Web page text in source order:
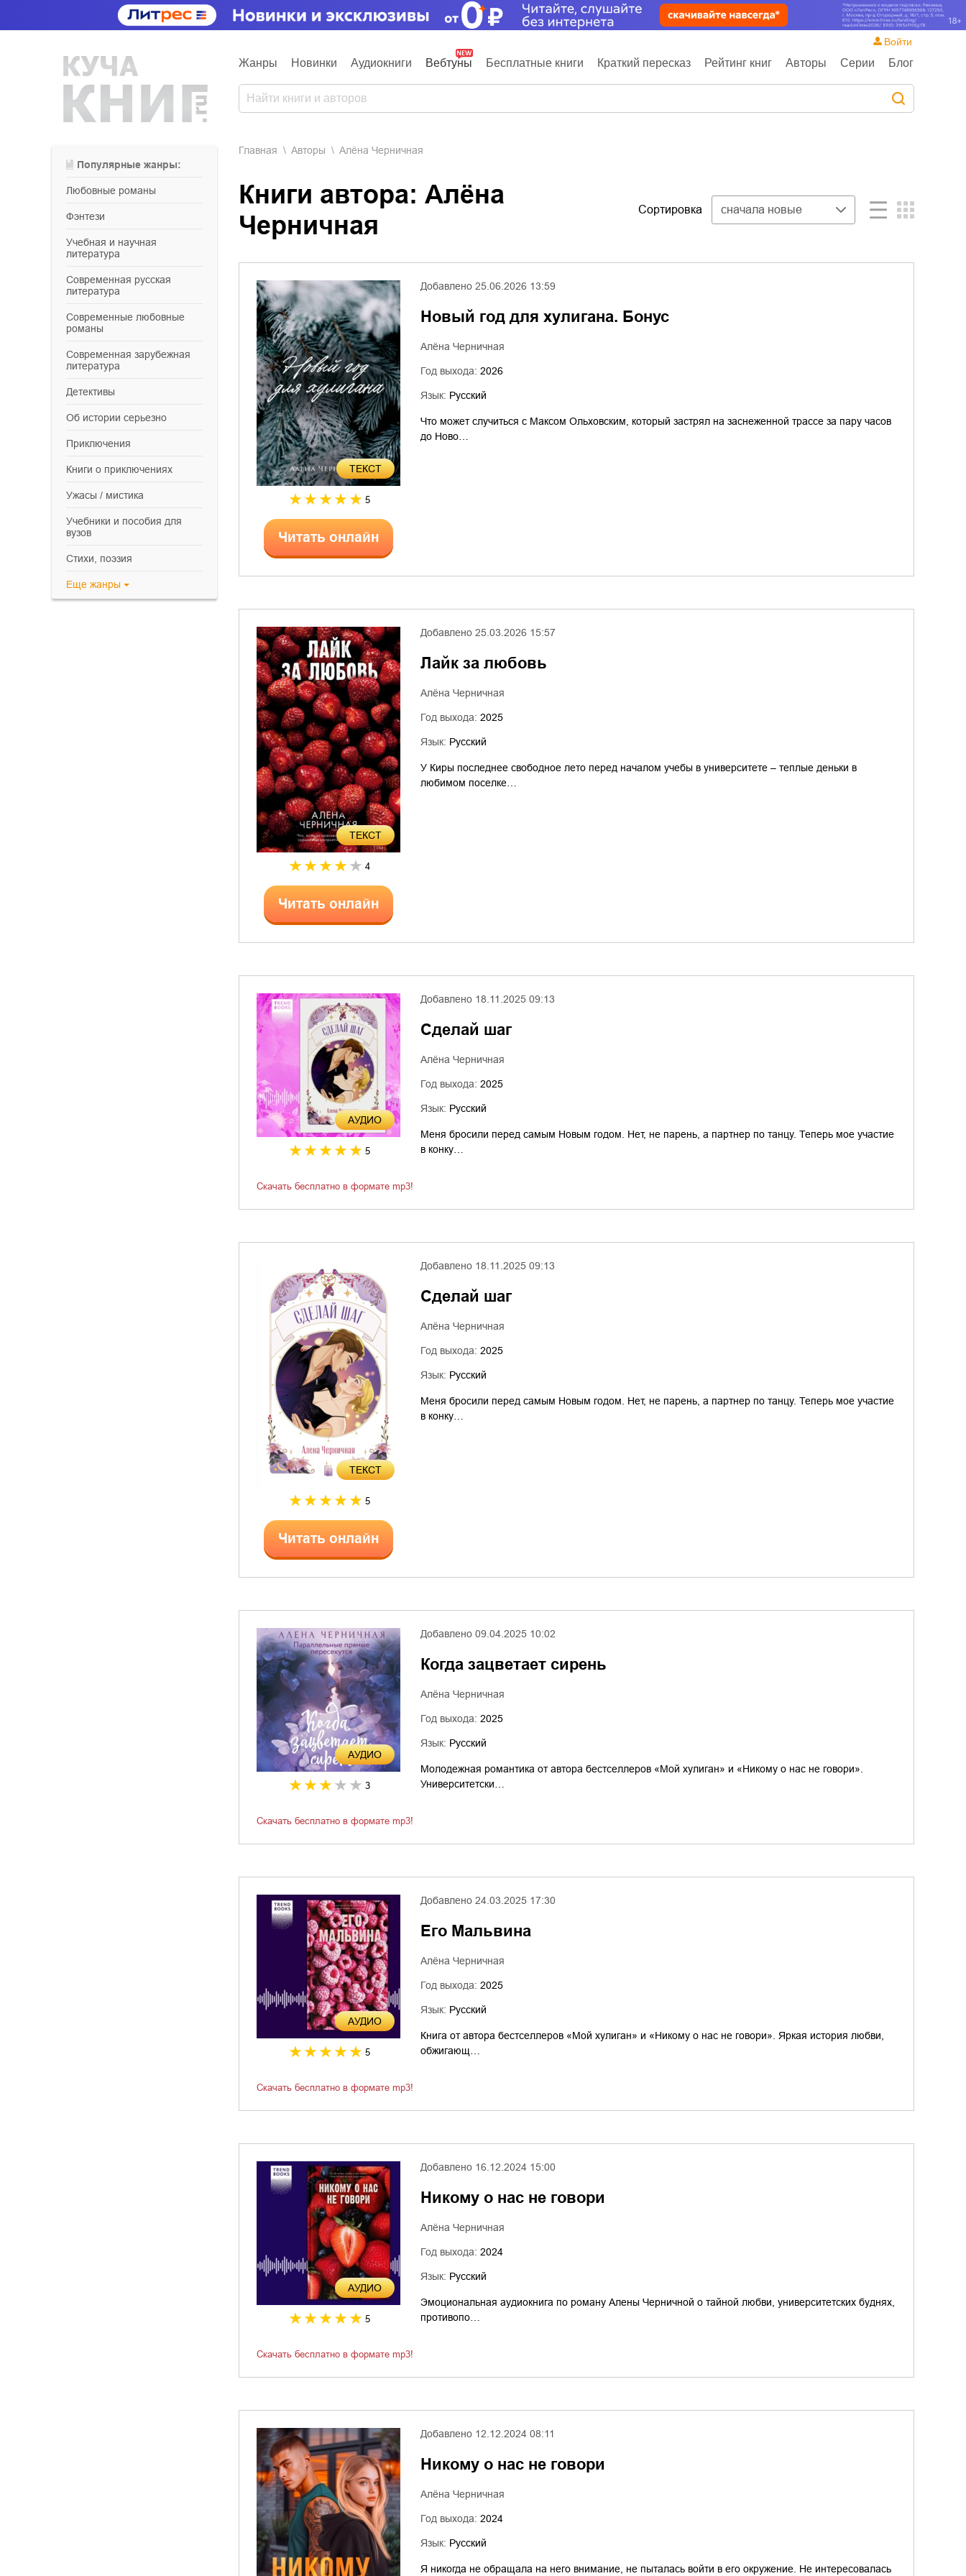
Жанры Новинки Аудиокниги Вебтуны Бесплатные книги Краткий пересказ Рейтинг книг Авторы Серии Блог
Войти
Популярные жанры:
любовные романы
фэнтези
учебная и научная
литература
современная русская
литература
современные любовные
романы
современная зарубежная
литература
детективы
об истории серьезно
приключения
книги о приключениях
ужасы / мистика
учебники и пособия для
вузов
cтихи, поэзия
Еще жанры
Главная Aвторы Алёна Черничная
Книги автора: Алёна
Черничная
Сортировка сначала новые
ТЕКСТ
5
Читать онлайн
Добавлено 25.06.2026 13:59
Новый год для хулигана. Бонус
Алёна Черничная
Год выхода: 2026
Язык: Русский
Что может случиться с Максом Ольховским, который застрял на заснеженной трассе за пару часов
до Ново…
ТЕКСТ
4
Читать онлайн
Добавлено 25.03.2026 15:57
Лайк за любовь
Алёна Черничная
Год выхода: 2025
Язык: Русский
У Киры последнее свободное лето перед началом учебы в университете – теплые деньки в
любимом поселке…
AУДИО
5
Добавлено 18.11.2025 09:13
Сделай шаг
Алёна Черничная
Год выхода: 2025
Язык: Русский
Меня бросили перед самым Новым годом. Нет, не парень, а партнер по танцу. Теперь мое участие
в конку…
Скачать бесплатно в формате mp3!
ТЕКСТ
5
Читать онлайн
Добавлено 18.11.2025 09:13
Сделай шаг
Алёна Черничная
Год выхода: 2025
Язык: Русский
Меня бросили перед самым Новым годом. Нет, не парень, а партнер по танцу. Теперь мое участие
в конку…
AУДИО
3
Добавлено 09.04.2025 10:02
Когда зацветает сирень
Алёна Черничная
Год выхода: 2025
Язык: Русский
Молодежная романтика от автора бестселлеров «Мой хулиган» и «Никому о нас не говори».
Университетски…
Скачать бесплатно в формате mp3!
AУДИО
5
Добавлено 24.03.2025 17:30
Его Мальвина
Алёна Черничная
Год выхода: 2025
Язык: Русский
Книга от автора бестселлеров «Мой хулиган» и «Никому о нас не говори». Яркая история любви,
обжигающ…
Скачать бесплатно в формате mp3!
AУДИО
5
Добавлено 16.12.2024 15:00
Никому о нас не говори
Алёна Черничная
Год выхода: 2024
Язык: Русский
Эмоциональная аудиокнига по роману Алены Черничной о тайной любви, университетских буднях,
противопо…
Скачать бесплатно в формате mp3!
Добавлено 12.12.2024 08:11
Никому о нас не говори
Алёна Черничная
Год выхода: 2024
Язык: Русский
Я никогда не обращала на него внимание, не пыталась войти в его окружение. Не интересовалась